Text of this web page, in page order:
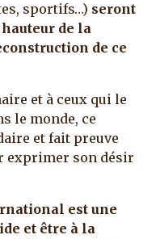
sportifs…) seront
de la
de ce
et à ceux qui le
le monde, ce
et fait preuve
exprimer son désir
est une
et être à la